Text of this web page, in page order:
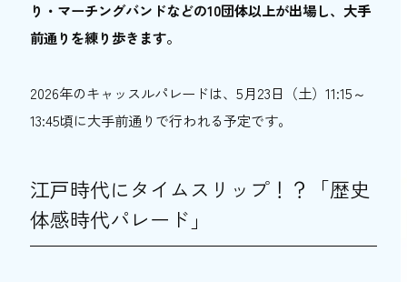
り・マーチングバンドなどの10団体以上が出場し、大手
前通りを練り歩きます。
2026年のキャッスルパレードは、5月23日（土）11:15～
13:45頃に大手前通りで行われる予定です。
江戸時代にタイムスリップ！？「歴史
体感時代パレード」